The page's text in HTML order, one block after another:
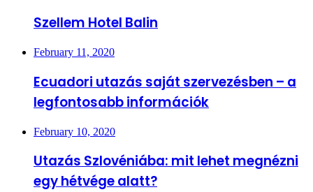
Szellem Hotel Balin
February 11, 2020
Ecuadori utazás saját szervezésben – a
legfontosabb információk
February 10, 2020
Utazás Szlovéniába: mit lehet megnézni
egy hétvége alatt?